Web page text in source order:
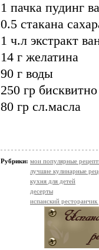
1 пачка пудинг
0.5 стакана
1 ч.л экстракт
14 г желатина
90 г воды
250 гр
80 гр сл.масла
Рубрики: мои популярные
лучшие кулинарные
кухня для детей
десерты
испанский